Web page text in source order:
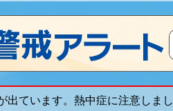
ています。熱中症に注意しまし